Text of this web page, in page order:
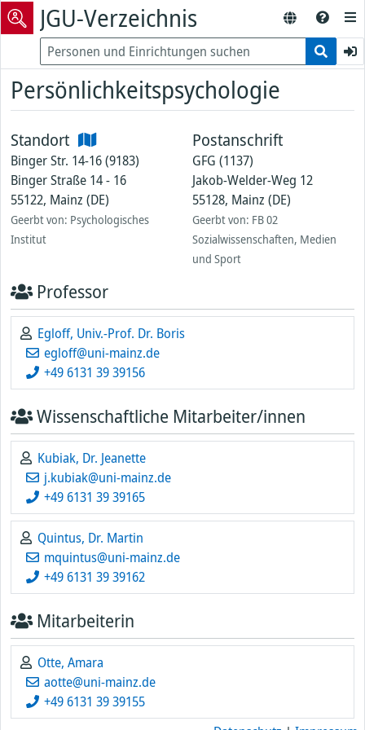
JGU-Verzeichnis
Persönlichkeitspsychologie
Standort
Binger Str. 14-16 (9183)
Binger Straße 14 - 16
55122, Mainz (DE)
Geerbt von: Psychologisches
Institut
Postanschrift
GFG (1137)
Jakob-Welder-Weg 12
55128, Mainz (DE)
Geerbt von: FB 02
Sozialwissenschaften, Medien
und Sport
Professor
Egloff, Univ.-Prof. Dr. Boris
egloff@uni-mainz.de
+49 6131 39 39156
Wissenschaftliche Mitarbeiter/innen
Kubiak, Dr. Jeanette
j.kubiak@uni-mainz.de
+49 6131 39 39165
Quintus, Dr. Martin
mquintus@uni-mainz.de
+49 6131 39 39162
Mitarbeiterin
Otte, Amara
aotte@uni-mainz.de
+49 6131 39 39155